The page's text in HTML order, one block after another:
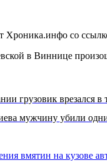
Хроника.инфо со
в Виннице
грузовик врезался в
мужчину убили